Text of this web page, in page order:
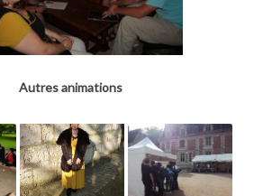
Autres animations